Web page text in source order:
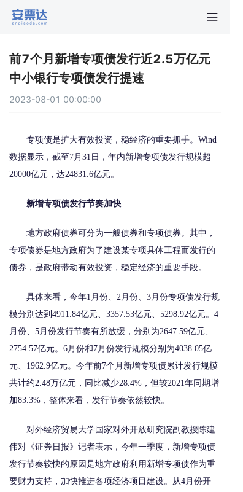
前7个月新增专项债发行近2.5万亿元
中小银行专项债发行提速
2023-08-01 00:00:00
专项债是扩大有效投资，稳经济的重要抓手。Wind
数据显示，截至7月31日，年内新增专项债发行规模超
20000亿元，达24831.6亿元。
新增专项债发行节奏加快
地方政府债券可分为一般债券和专项债券。其中，
专项债券是地方政府为了建设某专项具体工程而发行的
债券，是政府带动有效投资，稳定经济的重要手段。
具体来看，今年1月份、2月份、3月份专项债发行规
模分别达到4911.84亿元、3357.53亿元、5298.92亿元。4
月份、5月份发行节奏有所放缓，分别为2647.59亿元、
2754.57亿元。6月份和7月份发行规模分别为4038.05亿
元、1962.9亿元。今年前7个月新增专项债累计发行规模
共计约2.48万亿元，同比减少28.4%，但较2021年同期增
加83.3%，整体来看，发行节奏依然较快。
对外经济贸易大学国家对外开放研究院副教授陈建
伟对《证券日报》记者表示，今年一季度，新增专项债
发行节奏较快的原因是地方政府利用新增专项债作为重
要财力支持，加快推进各项经济项目建设。从4月份开